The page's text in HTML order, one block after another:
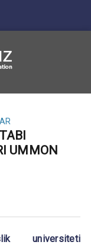
UMMON
universiteti